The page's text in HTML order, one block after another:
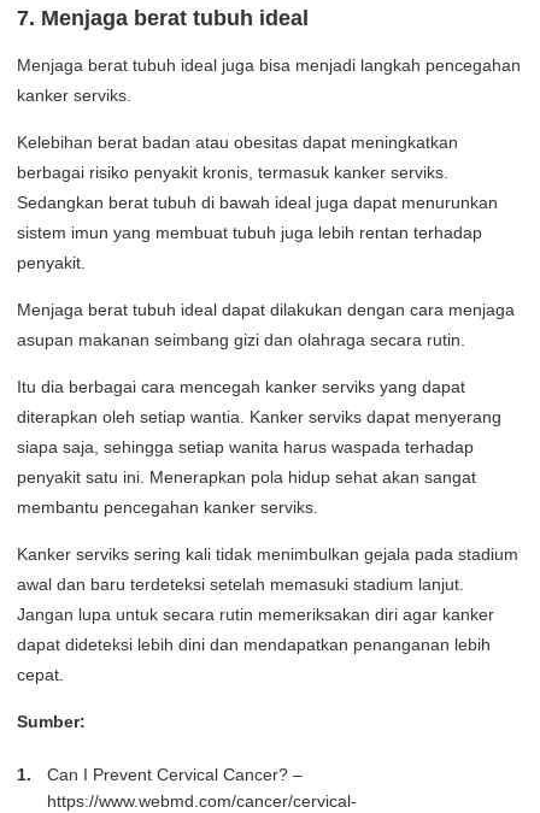
7. Menjaga berat tubuh ideal
Menjaga berat tubuh ideal juga bisa menjadi langkah pencegahan
kanker serviks.
Kelebihan berat badan atau obesitas dapat meningkatkan
berbagai risiko penyakit kronis, termasuk kanker serviks.
Sedangkan berat tubuh di bawah ideal juga dapat menurunkan
sistem imun yang membuat tubuh juga lebih rentan terhadap
penyakit.
Menjaga berat tubuh ideal dapat dilakukan dengan cara menjaga
asupan makanan seimbang gizi dan olahraga secara rutin.
Itu dia berbagai cara mencegah kanker serviks yang dapat
diterapkan oleh setiap wantia. Kanker serviks dapat menyerang
siapa saja, sehingga setiap wanita harus waspada terhadap
penyakit satu ini. Menerapkan pola hidup sehat akan sangat
membantu pencegahan kanker serviks.
Kanker serviks sering kali tidak menimbulkan gejala pada stadium
awal dan baru terdeteksi setelah memasuki stadium lanjut.
Jangan lupa untuk secara rutin memeriksakan diri agar kanker
dapat dideteksi lebih dini dan mendapatkan penanganan lebih
cepat.
Sumber:
Can I Prevent Cervical Cancer? –
https://www.webmd.com/cancer/cervical-